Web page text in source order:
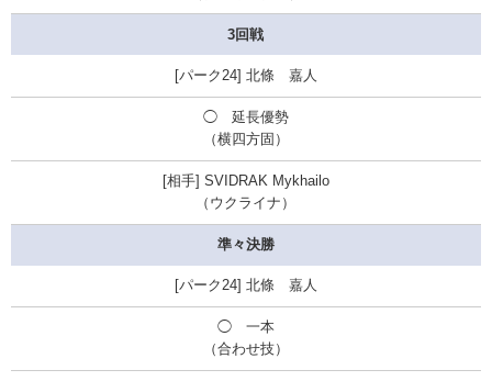
3回戦
北條 嘉人
◯ 延長優勢
（横四方固）
SVIDRAK Mykhailo
（ウクライナ）
準々決勝
北條 嘉人
◯ 一本
（合わせ技）